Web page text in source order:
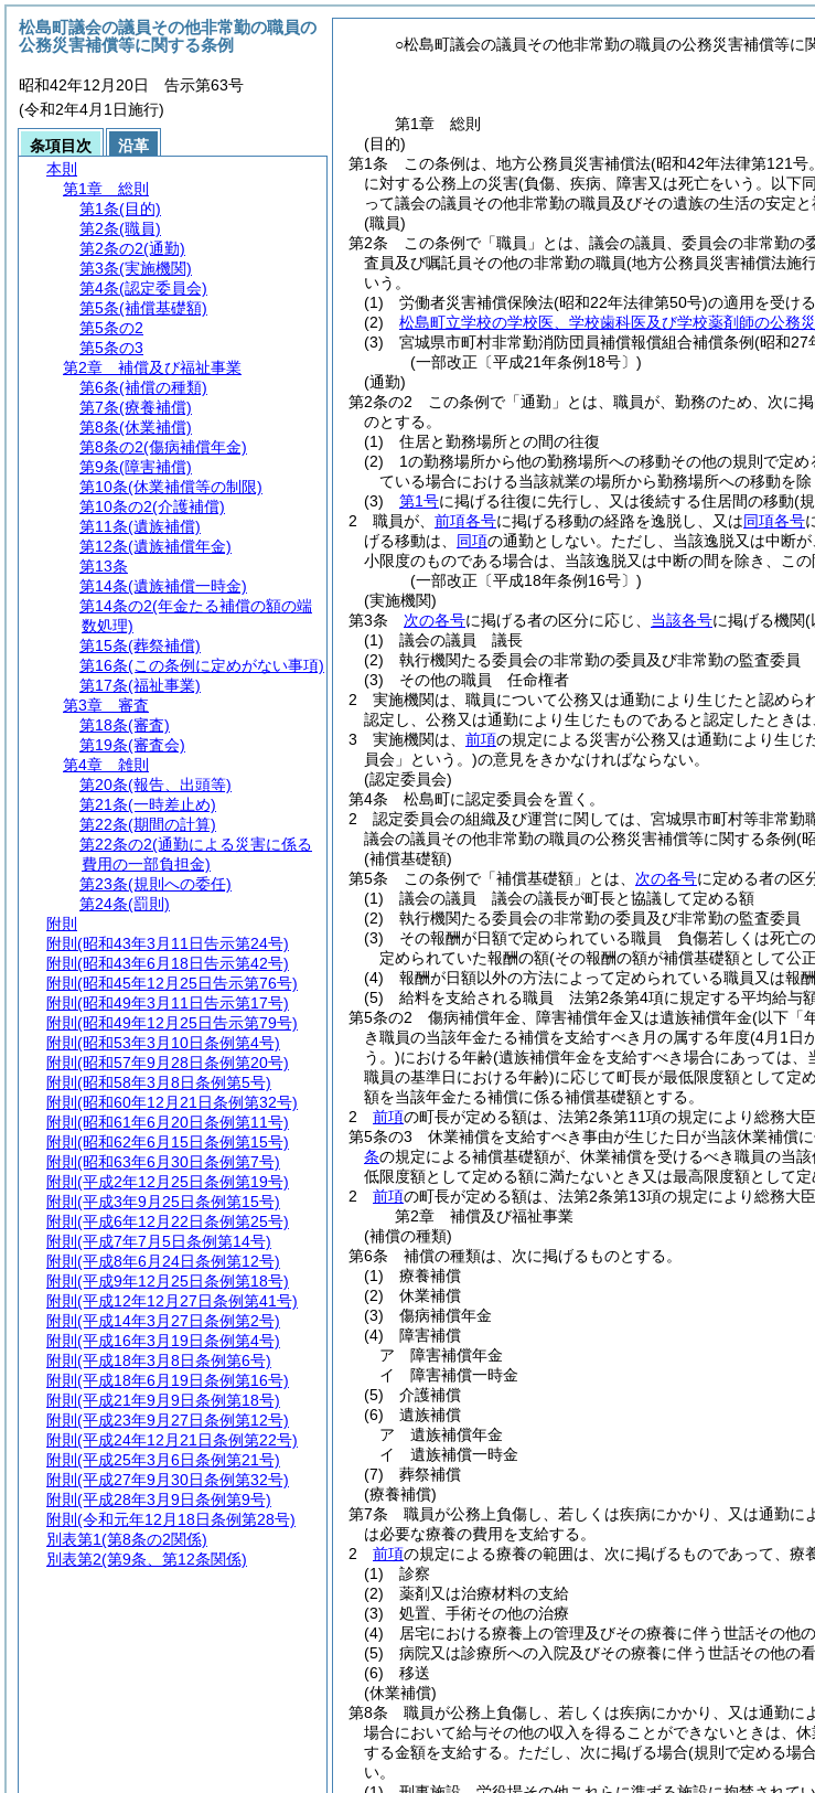
○松島町議会の議員その他非常勤の職員の公務災害補償等に
第1章
総則
(目的)
第1条
この条例は、地方公務員災害補償法(昭和42年法律第121号
に対する公務上の災害(負傷、疾病、障害又は死亡をいう。以下
って議会の議員その他非常勤の職員及びその遺族の生活の安定
(職員)
第2条
この条例で「職員」とは、議会の議員、委員会の非常勤
査員及び嘱託員その他の非常勤の職員(地方公務員災害補償法施
いう。
(1)
労働者災害補償保険法(昭和22年法律第50号)の適用を受け
(2)
松島町立学校の学校医、学校歯科医及び学校薬剤師の公務
(3)
宮城県市町村非常勤消防団員補償報償組合補償条例(昭和27
(一部改正〔平成21年条例18号〕)
(通勤)
第2条の2
この条例で「通勤」とは、職員が、勤務のため、次に
のとする。
(1)
住居と勤務場所との間の往復
(2)
1の勤務場所から他の勤務場所への移動その他の規則で定
ている場合における当該就業の場所から勤務場所への移動を除
(3)
第1号に掲げる往復に先行し、又は後続する住居間の移動(
2
職員が、 前項各号に掲げる移動の経路を逸脱し、又は同項各号
げる移動は、 同項の通勤としない。 ただし、当該逸脱又は中断
小限度のものである場合は、当該逸脱又は中断の間を除き、この
(一部改正〔平成18年条例16号〕)
(実施機関)
第3条
次の各号に掲げる者の区分に応じ、 当該各号に掲げる機関(
(1)
議会の議員 議長
(2)
執行機関たる委員会の非常勤の委員及び非常勤の監査委員
(3)
その他の職員 任命権者
2
実施機関は、職員について公務又は通勤により生じたと認め
認定し、公務又は通勤により生じたものであると認定したとき
3
実施機関は、 前項の規定による災害が公務又は通勤により生
員会」という。)の意見をきかなければならない。
(認定委員会)
第4条
松島町に認定委員会を置く。
2
認定委員会の組織及び運営に関しては、宮城県市町村等非常
議会の議員その他非常勤の職員の公務災害補償等に関する条例(
(補償基礎額)
第5条
この条例で「補償基礎額」とは、 次の各号に定める者の区
(1)
議会の議員 議会の議長が町長と協議して定める額
(2)
執行機関たる委員会の非常勤の委員及び非常勤の監査委員
(3)
その報酬が日額で定められている職員 負傷若しくは死亡
定められていた報酬の額(その報酬の額が補償基礎額として公
(4)
報酬が日額以外の方法によって定められている職員又は報
(5)
給料を支給される職員 法第2条第4項に規定する平均給与
第5条の2
傷病補償年金、障害補償年金又は遺族補償年金(以下「
き職員の当該年金たる補償を支給すべき月の属する年度(4月1日
う。)における年齢(遺族補償年金を支給すべき場合にあっては
職員の基準日における年齢)に応じて町長が最低限度額として定
額を当該年金たる補償に係る補償基礎額とする。
2
前項の町長が定める額は、法第2条第11項の規定により総務大
第5条の3
休業補償を支給すべき事由が生じた日が当該休業補償
条の規定による補償基礎額が、休業補償を受けるべき職員の当
低限度額として定める額に満たないとき又は最高限度額として
2
前項の町長が定める額は、法第2条第13項の規定により総務大
第2章
補償及び福祉事業
(補償の種類)
第6条
補償の種類は、次に掲げるものとする。
(1)
療養補償
(2)
休業補償
(3)
傷病補償年金
(4)
障害補償
ア
障害補償年金
イ
障害補償一時金
(5)
介護補償
(6)
遺族補償
ア
遺族補償年金
イ
遺族補償一時金
(7)
葬祭補償
(療養補償)
第7条
職員が公務上負傷し、若しくは疾病にかかり、又は通勤
は必要な療養の費用を支給する。
2
前項の規定による療養の範囲は、次に掲げるものであって、療
(1)
診察
(2)
薬剤又は治療材料の支給
(3)
処置、手術その他の治療
(4)
居宅における療養上の管理及びその療養に伴う世話その他
(5)
病院又は診療所への入院及びその療養に伴う世話その他の
(6)
移送
(休業補償)
第8条
職員が公務上負傷し、若しくは疾病にかかり、又は通勤
場合において給与その他の収入を得ることができないときは、
する金額を支給する。 ただし、次に掲げる場合(規則で定める場
い。
松島町議会の議員その他非常勤の職員の
公務災害補償等に関する条例
昭和42年12月20日 告示第63号
(令和2年4月1日施行)
条項目次
沿革
本則
第1章
総則
第1条(目的)
第2条(職員)
第2条の2(通勤)
第3条(実施機関)
第4条(認定委員会)
第5条(補償基礎額)
第5条の2
第5条の3
第2章
補償及び福祉事業
第6条(補償の種類)
第7条(療養補償)
第8条(休業補償)
第8条の2(傷病補償年金)
第9条(障害補償)
第10条(休業補償等の制限)
第10条の2(介護補償)
第11条(遺族補償)
第12条(遺族補償年金)
第13条
第14条(遺族補償一時金)
第14条の2(年金たる補償の額の端
数処理)
第15条(葬祭補償)
第16条(この条例に定めがない事項)
第17条(福祉事業)
第3章
審査
第18条(審査)
第19条(審査会)
第4章
雑則
第20条(報告、出頭等)
第21条(一時差止め)
第22条(期間の計算)
第22条の2(通勤による災害に係る
費用の一部負担金)
第23条(規則への委任)
第24条(罰則)
附則
附則 (昭和43年3月11日告示第24号)
附則 (昭和43年6月18日告示第42号)
附則 (昭和45年12月25日告示第76号)
附則 (昭和49年3月11日告示第17号)
附則 (昭和49年12月25日告示第79号)
附則 (昭和53年3月10日条例第4号)
附則 (昭和57年9月28日条例第20号)
附則 (昭和58年3月8日条例第5号)
附則 (昭和60年12月21日条例第32号)
附則 (昭和61年6月20日条例第11号)
附則 (昭和62年6月15日条例第15号)
附則 (昭和63年6月30日条例第7号)
附則 (平成2年12月25日条例第19号)
附則 (平成3年9月25日条例第15号)
附則 (平成6年12月22日条例第25号)
附則 (平成7年7月5日条例第14号)
附則 (平成8年6月24日条例第12号)
附則 (平成9年12月25日条例第18号)
附則 (平成12年12月27日条例第41号)
附則 (平成14年3月27日条例第2号)
附則 (平成16年3月19日条例第4号)
附則 (平成18年3月8日条例第6号)
附則 (平成18年6月19日条例第16号)
附則 (平成21年9月9日条例第18号)
附則 (平成23年9月27日条例第12号)
附則 (平成24年12月21日条例第22号)
附則 (平成25年3月6日条例第21号)
附則 (平成27年9月30日条例第32号)
附則 (平成28年3月9日条例第9号)
附則 (令和元年12月18日条例第28号)
別表第1(第8条の2関係)
別表第2(第9条、第12条関係)